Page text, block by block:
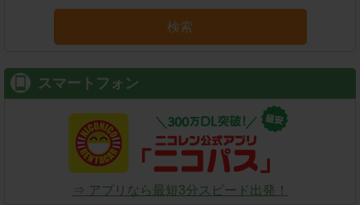
検索
スマートフォン
⇒ アプリなら最短3分スピード出発！